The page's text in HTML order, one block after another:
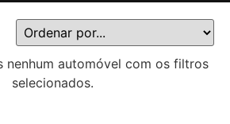
nenhum automóvel com os filtros
selecionados.